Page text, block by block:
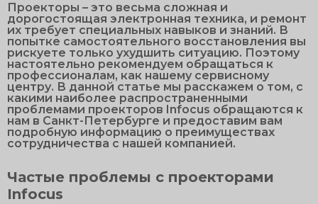
Проекторы – это весьма сложная и
дорогостоящая электронная техника, и ремонт
их требует специальных навыков и знаний. В
попытке самостоятельного восстановления вы
рискуете только ухудшить ситуацию. Поэтому
настоятельно рекомендуем обращаться к
профессионалам, как нашему сервисному
центру. В данной статье мы расскажем о том, с
какими наиболее распространенными
проблемами проекторов Infocus обращаются к
нам в Санкт-Петербурге и предоставим вам
подробную информацию о преимуществах
сотрудничества с нашей компанией.
Частые проблемы с проекторами
Infocus